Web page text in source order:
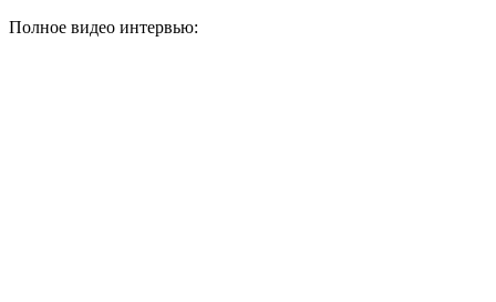
Полное видео интервью: